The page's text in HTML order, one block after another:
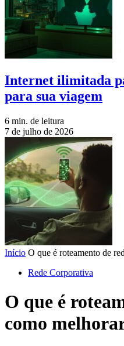
Internet ilimitada
para sua viagem
6 min. de leitura
7 de julho de 2026
Início O que é roteamento de
Rede Corporativa
O que é
como